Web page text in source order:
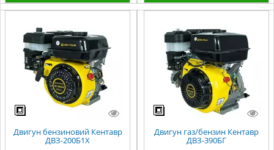
Двигун бензиновий Кентавр
ДВЗ-200Б1Х
Двигун газ/бензин Кентавр
ДВЗ-390БГ